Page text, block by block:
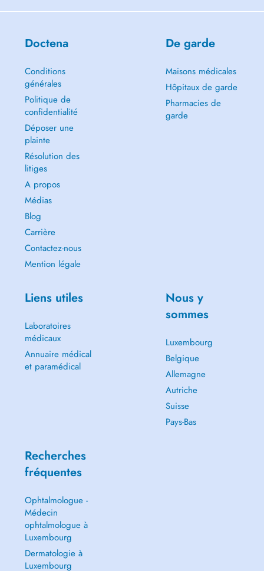
Doctena
Conditions
générales
Politique de
confidentialité
Déposer une
plainte
Résolution des
litiges
A propos
Médias
Blog
Carrière
Contactez-nous
Mention légale
De garde
Maisons médicales
Hôpitaux de garde
Pharmacies de
garde
Liens utiles
Laboratoires
médicaux
Annuaire médical
et paramédical
Nous y
sommes
Luxembourg
Belgique
Allemagne
Autriche
Suisse
Pays-Bas
Recherches
fréquentes
Ophtalmologue -
Médecin
ophtalmologue à
Luxembourg
Dermatologie à
Luxembourg